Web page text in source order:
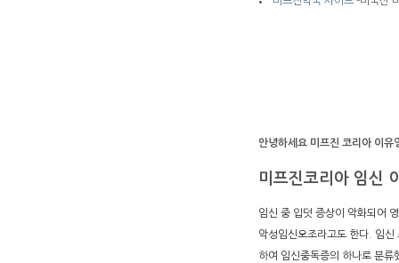
안녕하세요 미프진 코리아 이유
미프진코리아 임신
임신 중 입덧 증상이 악화되어
악성임신오조라고도 한다. 임
하여 임신중독증의 하나로 분류